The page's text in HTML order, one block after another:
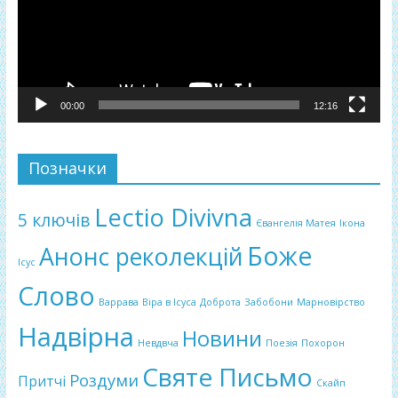
00:00 12:16
Позначки
5 ключів Lectio Divivna Євангелія Матея Ікона
Ісус Анонс реколекцій Боже
Слово Варрава Віра в Ісуса Доброта Забобони Марновірство
Надвірна Невдвча Новини Поезія Похорон
Притчі Роздуми Святе Письмо Скайп